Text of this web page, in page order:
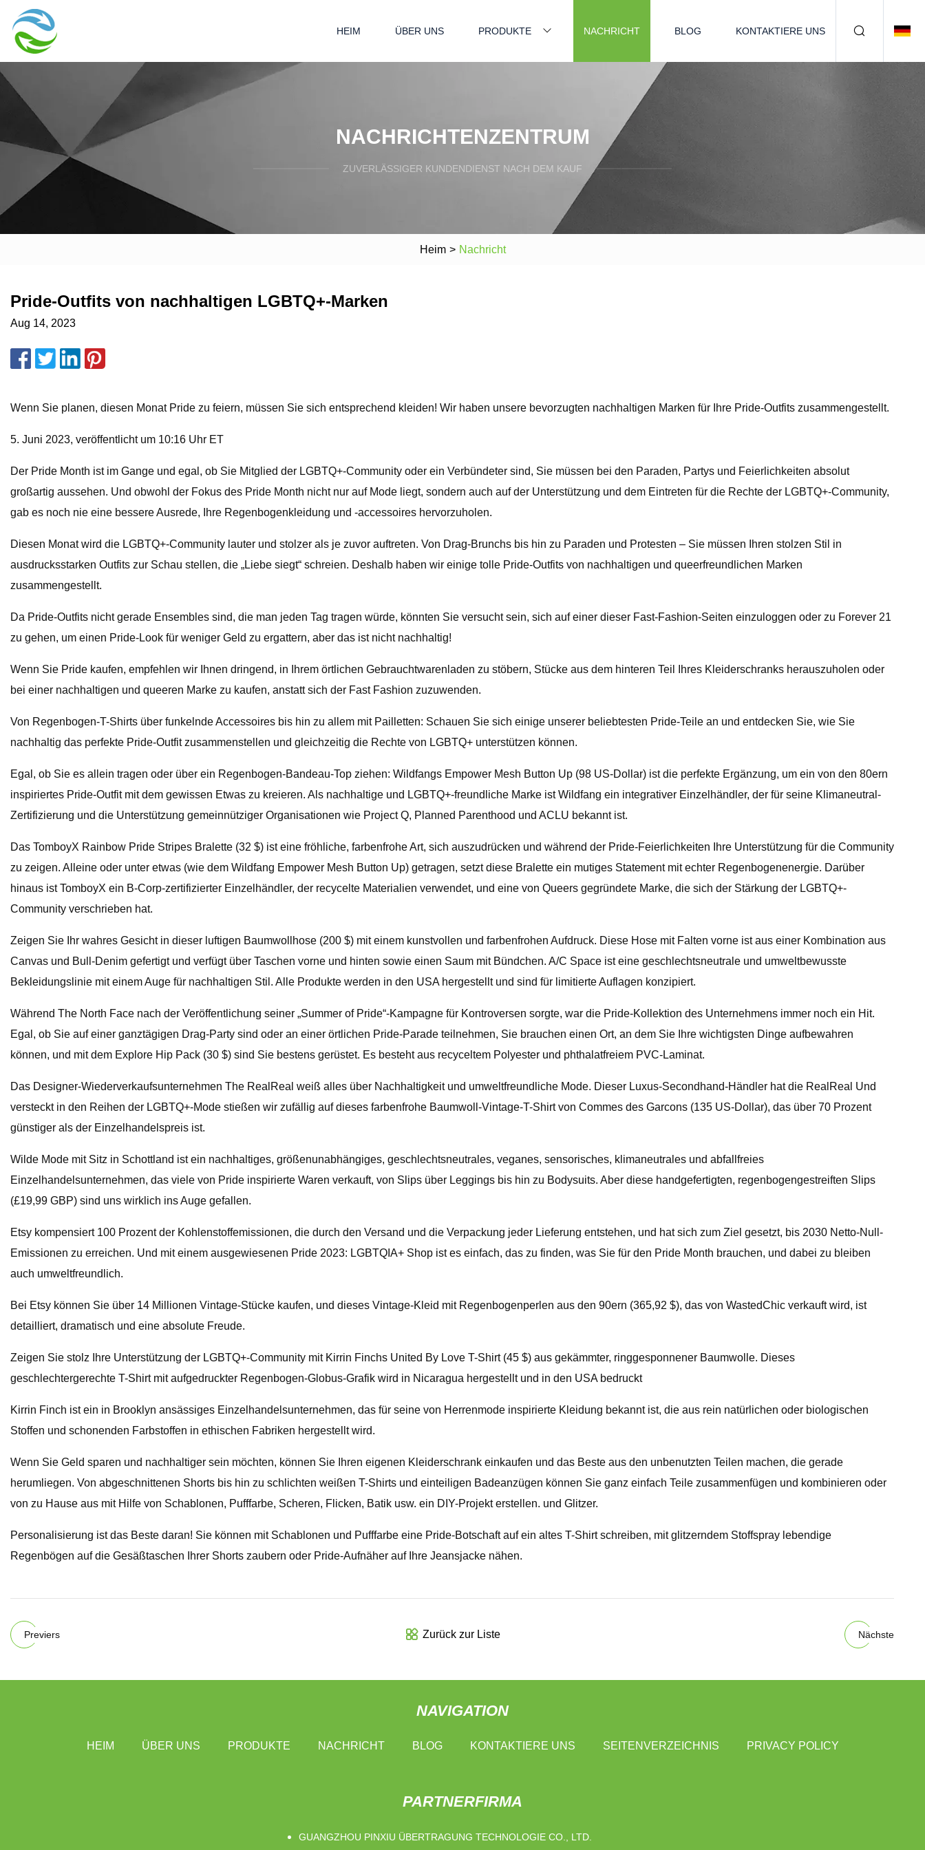
HEIM ÜBER UNS PRODUKTE NACHRICHT BLOG KONTAKTIERE UNS
NACHRICHTENZENTRUM
ZUVERLÄSSIGER KUNDENDIENST NACH DEM KAUF
Heim > Nachricht
Pride-Outfits von nachhaltigen LGBTQ+-Marken
Aug 14, 2023
Wenn Sie planen, diesen Monat Pride zu feiern, müssen Sie sich entsprechend kleiden! Wir haben unsere bevorzugten nachhaltigen Marken für Ihre Pride-Outfits zusammengestellt.
5. Juni 2023, veröffentlicht um 10:16 Uhr ET
Der Pride Month ist im Gange und egal, ob Sie Mitglied der LGBTQ+-Community oder ein Verbündeter sind, Sie müssen bei den Paraden, Partys und Feierlichkeiten absolut
großartig aussehen. Und obwohl der Fokus des Pride Month nicht nur auf Mode liegt, sondern auch auf der Unterstützung und dem Eintreten für die Rechte der LGBTQ+-Community,
gab es noch nie eine bessere Ausrede, Ihre Regenbogenkleidung und -accessoires hervorzuholen.
Diesen Monat wird die LGBTQ+-Community lauter und stolzer als je zuvor auftreten. Von Drag-Brunchs bis hin zu Paraden und Protesten – Sie müssen Ihren stolzen Stil in
ausdrucksstarken Outfits zur Schau stellen, die „Liebe siegt“ schreien. Deshalb haben wir einige tolle Pride-Outfits von nachhaltigen und queerfreundlichen Marken
zusammengestellt.
Da Pride-Outfits nicht gerade Ensembles sind, die man jeden Tag tragen würde, könnten Sie versucht sein, sich auf einer dieser Fast-Fashion-Seiten einzuloggen oder zu Forever 21
zu gehen, um einen Pride-Look für weniger Geld zu ergattern, aber das ist nicht nachhaltig!
Wenn Sie Pride kaufen, empfehlen wir Ihnen dringend, in Ihrem örtlichen Gebrauchtwarenladen zu stöbern, Stücke aus dem hinteren Teil Ihres Kleiderschranks herauszuholen oder
bei einer nachhaltigen und queeren Marke zu kaufen, anstatt sich der Fast Fashion zuzuwenden.
Von Regenbogen-T-Shirts über funkelnde Accessoires bis hin zu allem mit Pailletten: Schauen Sie sich einige unserer beliebtesten Pride-Teile an und entdecken Sie, wie Sie
nachhaltig das perfekte Pride-Outfit zusammenstellen und gleichzeitig die Rechte von LGBTQ+ unterstützen können.
Egal, ob Sie es allein tragen oder über ein Regenbogen-Bandeau-Top ziehen: Wildfangs Empower Mesh Button Up (98 US-Dollar) ist die perfekte Ergänzung, um ein von den 80ern
inspiriertes Pride-Outfit mit dem gewissen Etwas zu kreieren. Als nachhaltige und LGBTQ+-freundliche Marke ist Wildfang ein integrativer Einzelhändler, der für seine Klimaneutral-
Zertifizierung und die Unterstützung gemeinnütziger Organisationen wie Project Q, Planned Parenthood und ACLU bekannt ist.
Das TomboyX Rainbow Pride Stripes Bralette (32 $) ist eine fröhliche, farbenfrohe Art, sich auszudrücken und während der Pride-Feierlichkeiten Ihre Unterstützung für die Community
zu zeigen. Alleine oder unter etwas (wie dem Wildfang Empower Mesh Button Up) getragen, setzt diese Bralette ein mutiges Statement mit echter Regenbogenenergie. Darüber
hinaus ist TomboyX ein B-Corp-zertifizierter Einzelhändler, der recycelte Materialien verwendet, und eine von Queers gegründete Marke, die sich der Stärkung der LGBTQ+-
Community verschrieben hat.
Zeigen Sie Ihr wahres Gesicht in dieser luftigen Baumwollhose (200 $) mit einem kunstvollen und farbenfrohen Aufdruck. Diese Hose mit Falten vorne ist aus einer Kombination aus
Canvas und Bull-Denim gefertigt und verfügt über Taschen vorne und hinten sowie einen Saum mit Bündchen. A/C Space ist eine geschlechtsneutrale und umweltbewusste
Bekleidungslinie mit einem Auge für nachhaltigen Stil. Alle Produkte werden in den USA hergestellt und sind für limitierte Auflagen konzipiert.
Während The North Face nach der Veröffentlichung seiner „Summer of Pride“-Kampagne für Kontroversen sorgte, war die Pride-Kollektion des Unternehmens immer noch ein Hit.
Egal, ob Sie auf einer ganztägigen Drag-Party sind oder an einer örtlichen Pride-Parade teilnehmen, Sie brauchen einen Ort, an dem Sie Ihre wichtigsten Dinge aufbewahren
können, und mit dem Explore Hip Pack (30 $) sind Sie bestens gerüstet. Es besteht aus recyceltem Polyester und phthalatfreiem PVC-Laminat.
Das Designer-Wiederverkaufsunternehmen The RealReal weiß alles über Nachhaltigkeit und umweltfreundliche Mode. Dieser Luxus-Secondhand-Händler hat die RealReal Und
versteckt in den Reihen der LGBTQ+-Mode stießen wir zufällig auf dieses farbenfrohe Baumwoll-Vintage-T-Shirt von Commes des Garcons (135 US-Dollar), das über 70 Prozent
günstiger als der Einzelhandelspreis ist.
Wilde Mode mit Sitz in Schottland ist ein nachhaltiges, größenunabhängiges, geschlechtsneutrales, veganes, sensorisches, klimaneutrales und abfallfreies
Einzelhandelsunternehmen, das viele von Pride inspirierte Waren verkauft, von Slips über Leggings bis hin zu Bodysuits. Aber diese handgefertigten, regenbogengestreiften Slips
(£19,99 GBP) sind uns wirklich ins Auge gefallen.
Etsy kompensiert 100 Prozent der Kohlenstoffemissionen, die durch den Versand und die Verpackung jeder Lieferung entstehen, und hat sich zum Ziel gesetzt, bis 2030 Netto-Null-
Emissionen zu erreichen. Und mit einem ausgewiesenen Pride 2023: LGBTQIA+ Shop ist es einfach, das zu finden, was Sie für den Pride Month brauchen, und dabei zu bleiben
auch umweltfreundlich.
Bei Etsy können Sie über 14 Millionen Vintage-Stücke kaufen, und dieses Vintage-Kleid mit Regenbogenperlen aus den 90ern (365,92 $), das von WastedChic verkauft wird, ist
detailliert, dramatisch und eine absolute Freude.
Zeigen Sie stolz Ihre Unterstützung der LGBTQ+-Community mit Kirrin Finchs United By Love T-Shirt (45 $) aus gekämmter, ringgesponnener Baumwolle. Dieses
geschlechtergerechte T-Shirt mit aufgedruckter Regenbogen-Globus-Grafik wird in Nicaragua hergestellt und in den USA bedruckt
Kirrin Finch ist ein in Brooklyn ansässiges Einzelhandelsunternehmen, das für seine von Herrenmode inspirierte Kleidung bekannt ist, die aus rein natürlichen oder biologischen
Stoffen und schonenden Farbstoffen in ethischen Fabriken hergestellt wird.
Wenn Sie Geld sparen und nachhaltiger sein möchten, können Sie Ihren eigenen Kleiderschrank einkaufen und das Beste aus den unbenutzten Teilen machen, die gerade
herumliegen. Von abgeschnittenen Shorts bis hin zu schlichten weißen T-Shirts und einteiligen Badeanzügen können Sie ganz einfach Teile zusammenfügen und kombinieren oder
von zu Hause aus mit Hilfe von Schablonen, Pufffarbe, Scheren, Flicken, Batik usw. ein DIY-Projekt erstellen. und Glitzer.
Personalisierung ist das Beste daran! Sie können mit Schablonen und Pufffarbe eine Pride-Botschaft auf ein altes T-Shirt schreiben, mit glitzerndem Stoffspray lebendige
Regenbögen auf die Gesäßtaschen Ihrer Shorts zaubern oder Pride-Aufnäher auf Ihre Jeansjacke nähen.
Previers Zurück zur Liste Nächste
NAVIGATION
HEIM ÜBER UNS PRODUKTE NACHRICHT BLOG KONTAKTIERE UNS SEITENVERZEICHNIS PRIVACY POLICY
PARTNERFIRMA
GUANGZHOU PINXIU ÜBERTRAGUNG TECHNOLOGIE CO., LTD.